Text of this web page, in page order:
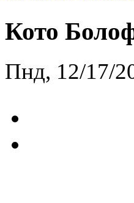
Кото
Пнд, 12/17/